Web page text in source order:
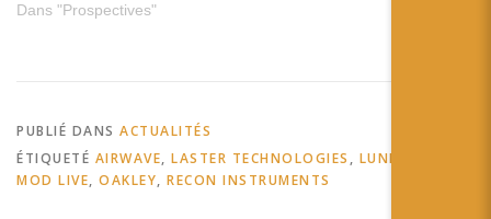
Dans "Prospectives"
PUBLIÉ DANS ACTUALITÉS
ÉTIQUETÉ AIRWAVE, LASTER TECHNOLOGIES , LUNETTES
MOD LIVE, OAKLEY, RECON INSTRUMENTS